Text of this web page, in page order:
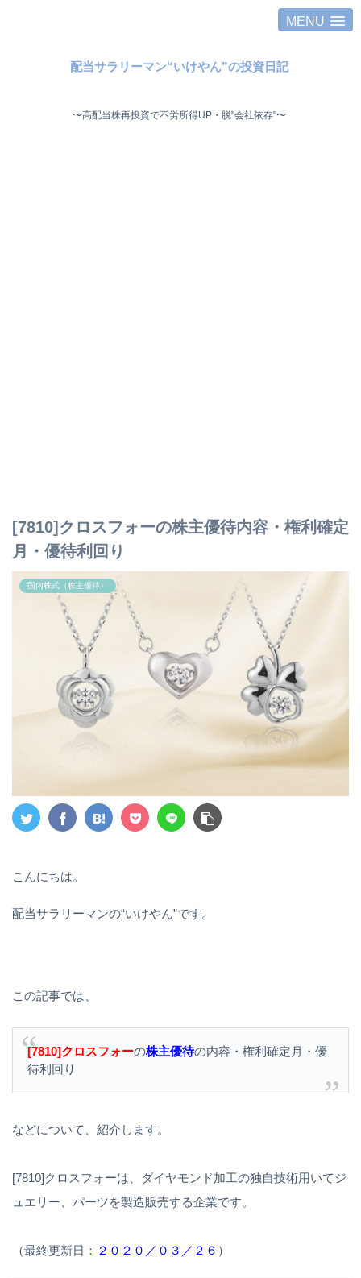
MENU
配当サラリーマン“いけやん”の投資日記 ​
〜高配当株再投資で不労所得UP・脱"会社依存"〜 ​
[7810]クロスフォーの株主優待内容・権利確定
月・優待利回り
国内株式（株主優待）
こんにちは。
配当サラリーマンの“いけやん”です。
この記事では、
[7810]クロスフォーの株主優待の内容・権利確定月・優
待利回り
などについて、紹介します。
[7810]クロスフォーは、ダイヤモンド加工の独自技術用いてジ
ュエリー、パーツを製造販売する企業です。
（最終更新日： ２０２０／０３／２６ ）